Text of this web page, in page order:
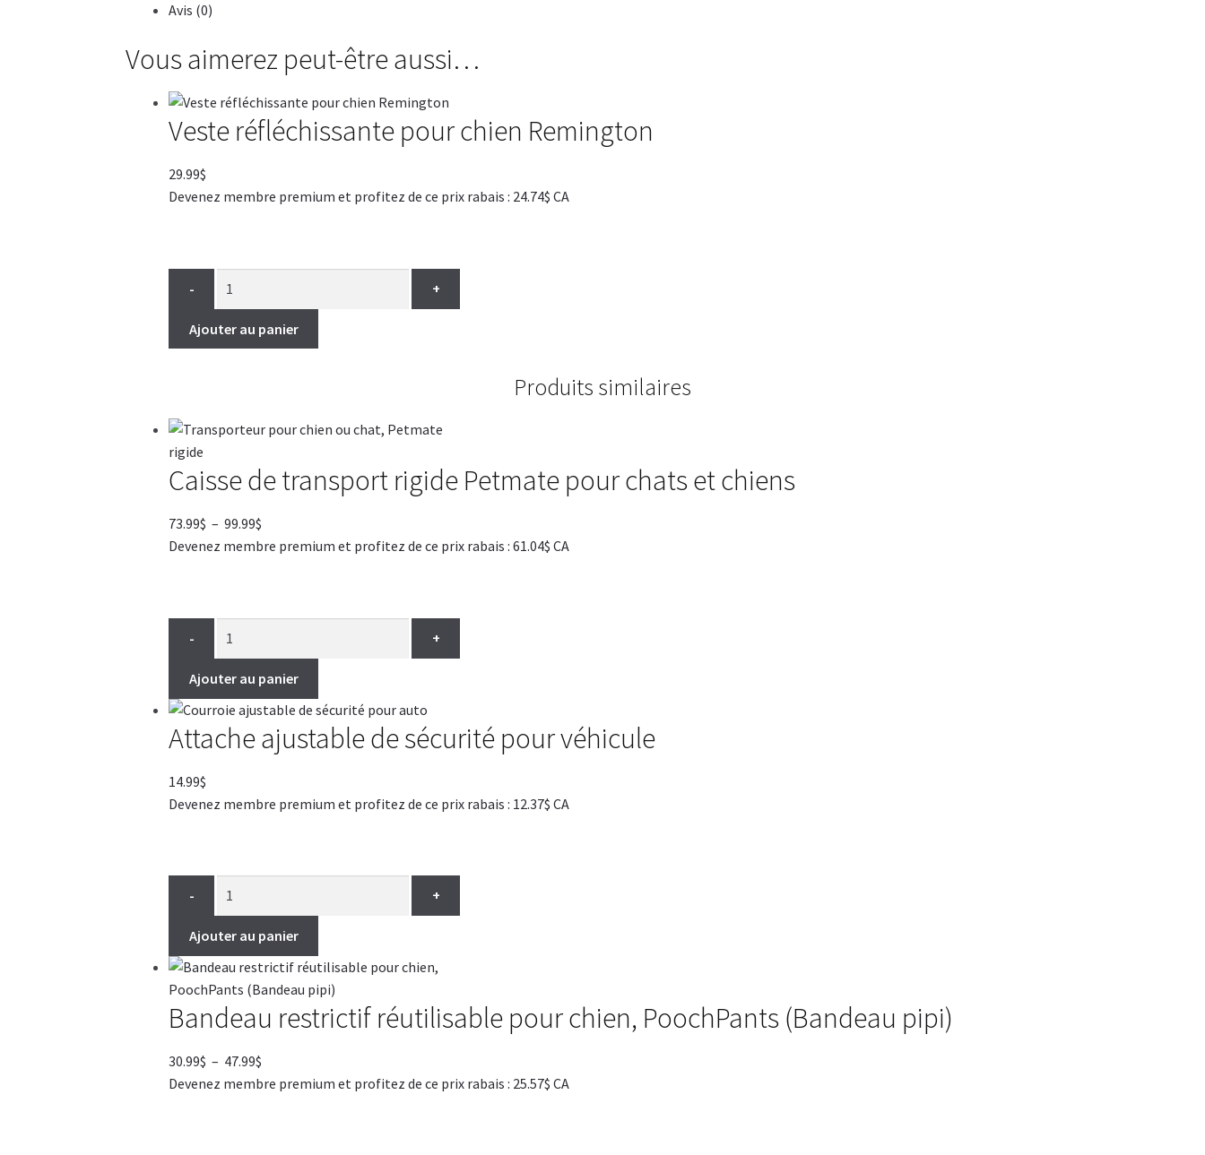
Avis (0)
Vous aimerez peut-être aussi…
Veste réfléchissante pour chien Remington
29.99$
Devenez membre premium et profitez de ce prix rabais : 24.74$ CA
- +
Ajouter au panier
Produits similaires
Caisse de transport rigide Petmate pour chats et chiens
73.99$ – 99.99$
de
Devenez membre premium et profitez de ce prix rabais : 61.04$ CA
- +
Ajouter au panier
Attache ajustable de sécurité pour véhicule
14.99$
Devenez membre premium et profitez de ce prix rabais : 12.37$ CA
- +
Ajouter au panier
Bandeau restrictif réutilisable pour chien, PoochPants (Bandeau pipi)
30.99$ – 47.99$
de
Devenez membre premium et profitez de ce prix rabais : 25.57$ CA